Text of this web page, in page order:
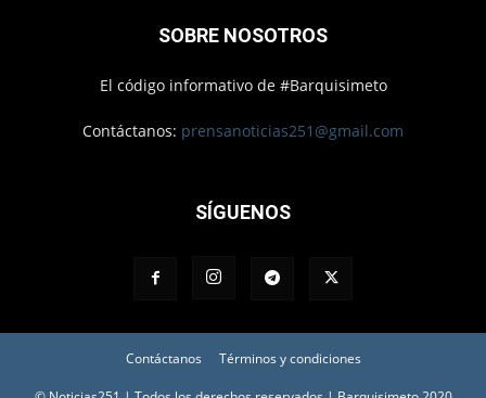
SOBRE NOSOTROS
El código informativo de #Barquisimeto
Contáctanos: prensanoticias251@gmail.com
SÍGUENOS
Contáctanos Términos y condiciones